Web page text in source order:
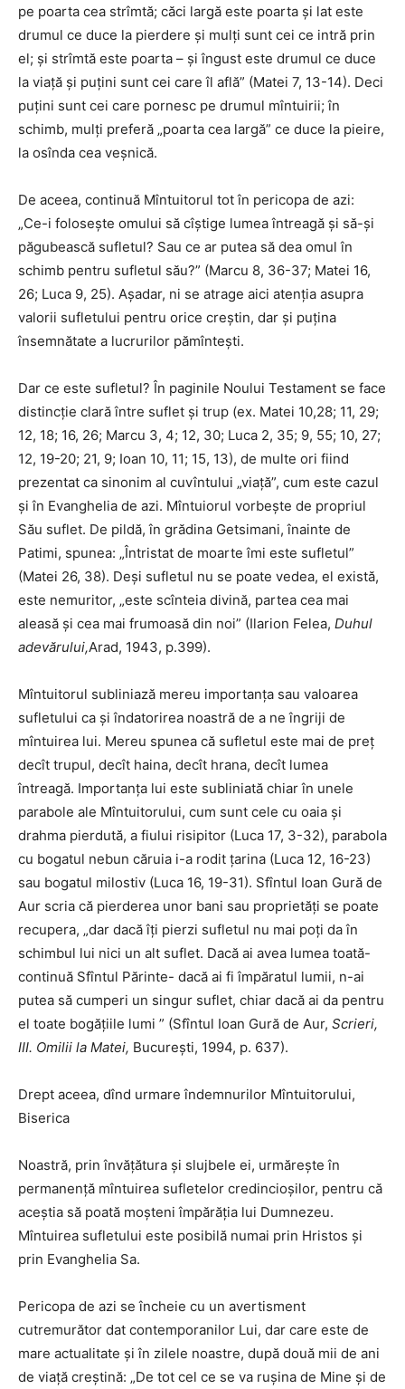
pe poarta cea strîmtă; căci largă este poarta şi lat este
drumul ce duce la pierdere şi mulţi sunt cei ce intră prin
el; şi strîmtă este poarta – şi îngust este drumul ce duce
la viaţă şi puţini sunt cei care îl află” (Matei 7, 13-14). Deci
puţini sunt cei care pornesc pe drumul mîntuirii; în
schimb, mulţi preferă „poarta cea largă” ce duce la pieire,
la osînda cea veşnică.
De aceea, continuă Mîntuitorul tot în pericopa de azi:
„Ce-i foloseşte omului să cîştige lumea întreagă şi să-şi
păgubească sufletul? Sau ce ar putea să dea omul în
schimb pentru sufletul său?” (Marcu 8, 36-37; Matei 16,
26; Luca 9, 25). Aşadar, ni se atrage aici atenţia asupra
valorii sufletului pentru orice creştin, dar şi puţina
însemnătate a lucrurilor pămînteşti.
Dar ce este sufletul? În paginile Noului Testament se face
distincţie clară între suflet şi trup (ex. Matei 10,28; 11, 29;
12, 18; 16, 26; Marcu 3, 4; 12, 30; Luca 2, 35; 9, 55; 10, 27;
12, 19-20; 21, 9; Ioan 10, 11; 15, 13), de multe ori fiind
prezentat ca sinonim al cuvîntului „viaţă”, cum este cazul
şi în Evanghelia de azi. Mîntuiorul vorbeşte de propriul
Său suflet. De pildă, în grădina Getsimani, înainte de
Patimi, spunea: „Întristat de moarte îmi este sufletul”
(Matei 26, 38). Deşi sufletul nu se poate vedea, el există,
este nemuritor, „este scînteia divină, partea cea mai
aleasă şi cea mai frumoasă din noi” (Ilarion Felea, Duhul
adevărului,Arad, 1943, p.399).
Mîntuitorul subliniază mereu importanţa sau valoarea
sufletului ca şi îndatorirea noastră de a ne îngriji de
mîntuirea lui. Mereu spunea că sufletul este mai de preţ
decît trupul, decît haina, decît hrana, decît lumea
întreagă. Importanţa lui este subliniată chiar în unele
parabole ale Mîntuitorului, cum sunt cele cu oaia şi
drahma pierdută, a fiului risipitor (Luca 17, 3-32), parabola
cu bogatul nebun căruia i-a rodit ţarina (Luca 12, 16-23)
sau bogatul milostiv (Luca 16, 19-31). Sfîntul Ioan Gură de
Aur scria că pierderea unor bani sau proprietăţi se poate
recupera, „dar dacă îţi pierzi sufletul nu mai poţi da în
schimbul lui nici un alt suflet. Dacă ai avea lumea toată-
continuă Sfîntul Părinte- dacă ai fi împăratul lumii, n-ai
putea să cumperi un singur suflet, chiar dacă ai da pentru
el toate bogăţiile lumi ” (Sfîntul Ioan Gură de Aur, Scrieri,
III. Omilii la Matei, Bucureşti, 1994, p. 637).
Drept aceea, dînd urmare îndemnurilor Mîntuitorului,
Biserica
Noastră, prin învăţătura şi slujbele ei, urmăreşte în
permanenţă mîntuirea sufletelor credincioşilor, pentru că
aceştia să poată moşteni împărăţia lui Dumnezeu.
Mîntuirea sufletului este posibilă numai prin Hristos şi
prin Evanghelia Sa.
Pericopa de azi se încheie cu un avertisment
cutremurător dat contemporanilor Lui, dar care este de
mare actualitate şi în zilele noastre, după două mii de ani
de viaţă creştină: „De tot cel ce se va ruşina de Mine şi de